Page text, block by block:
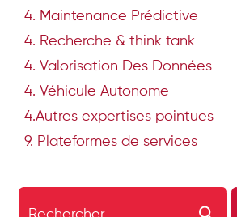
4. Maintenance Prédictive
4. Recherche & think tank
4. Valorisation Des Données
4. Véhicule Autonome
4.Autres expertises pointues
9. Plateformes de services